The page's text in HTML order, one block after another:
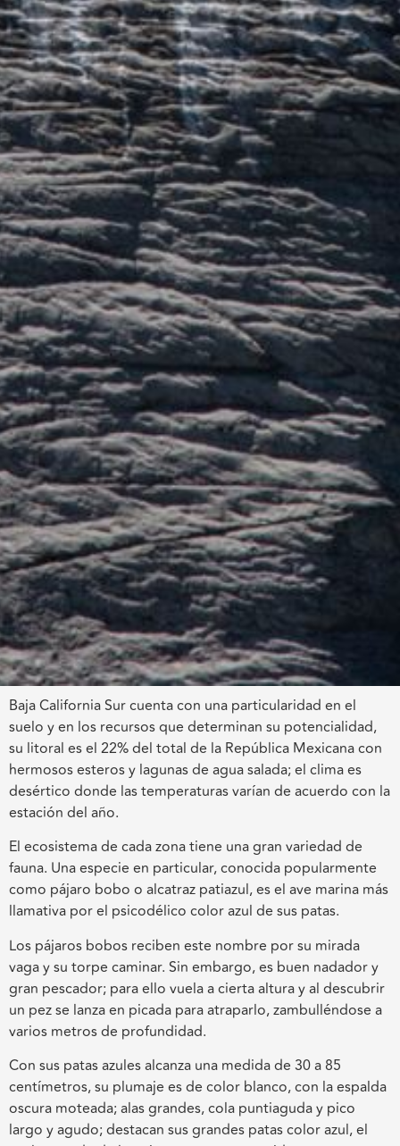
Baja California Sur cuenta con una particularidad en el
suelo y en los recursos que determinan su potencialidad,
su litoral es el 22% del total de la República Mexicana con
hermosos esteros y lagunas de agua salada; el clima es
desértico donde las temperaturas varían de acuerdo con la
estación del año.
El ecosistema de cada zona tiene una gran variedad de
fauna. Una especie en particular, conocida popularmente
como pájaro bobo o alcatraz patiazul, es el ave marina más
llamativa por el psicodélico color azul de sus patas.
Los pájaros bobos reciben este nombre por su mirada
vaga y su torpe caminar. Sin embargo, es buen nadador y
gran pescador; para ello vuela a cierta altura y al descubrir
un pez se lanza en picada para atraparlo, zambulléndose a
varios metros de profundidad.
Con sus patas azules alcanza una medida de 30 a 85
centímetros, su plumaje es de color blanco, con la espalda
oscura moteada; alas grandes, cola puntiaguda y pico
largo y agudo; destacan sus grandes patas color azul, el